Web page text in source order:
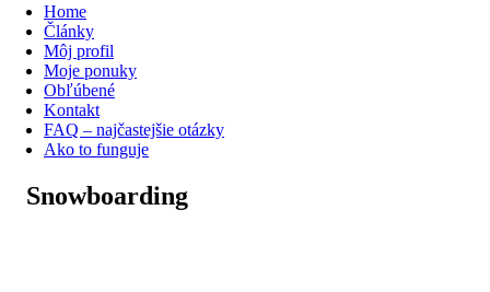
Home
Články
Môj profil
Moje ponuky
Obľúbené
Kontakt
FAQ – najčastejšie otázky
Ako to funguje
Snowboarding